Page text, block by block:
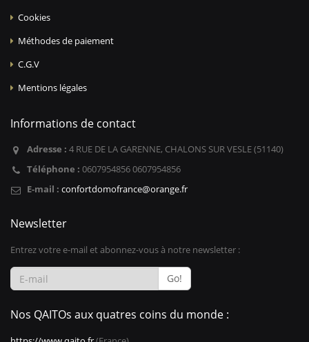
Cookies
Méthodes de paiement
C.G.V
Mentions légales
Informations de contact
Adresse : 4 RUE DE LA GARENNE, CHALONS SUR VESLE (51140)
Téléphone : 0607954856 0607954856
E-mail : confortdomofrance@orange.fr
Newsletter
Entrez votre e-mail et abonnez-vous à notre newsletter :
Go!
Nos QAITOs aux quatres coins du monde :